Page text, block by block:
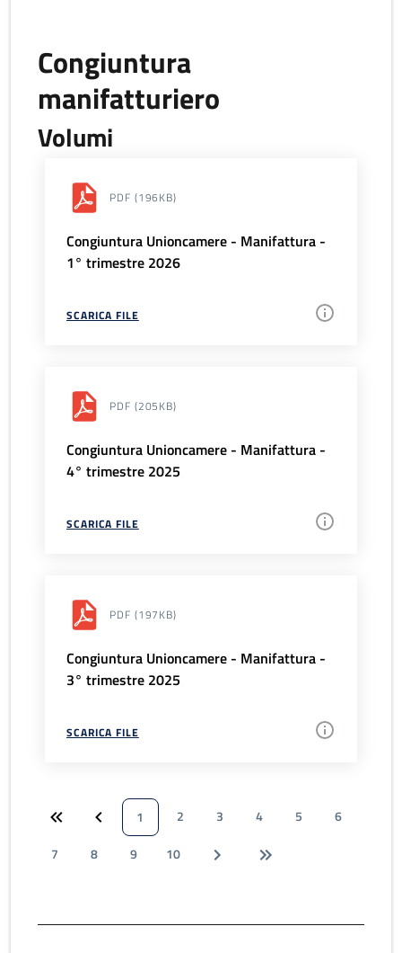
Congiuntura
manifatturiero
Volumi
PDF (196KB)
Congiuntura Unioncamere - Manifattura -
1° trimestre 2026
SCARICA FILE
PDF (205KB)
Congiuntura Unioncamere - Manifattura -
4° trimestre 2025
SCARICA FILE
PDF (197KB)
Congiuntura Unioncamere - Manifattura -
3° trimestre 2025
SCARICA FILE
1 2 3 4 5
6
7
8 9 10